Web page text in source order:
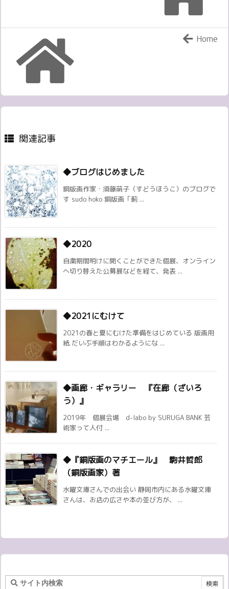
Home
関連記事
◆ブログはじめました
銅版画作家・須藤萌子（すどうほうこ）のブログで
す sudo hoko 銅版画「薊 ...
◆2020
自粛期間明けに開くことができた個展、オンライン
へ切り替えた公募展などを経て、発表 ...
◆2021にむけて
2021の春と夏にむけた準備をはじめている 版画用
紙 だいぶ手順はわかるようにな ...
◆画廊・ギャラリー 『在廊（ざいろ
う）』
2019年 個展会場 d-labo by SURUGA BANK 芸
術家って人付 ...
◆『銅版画のマチエール』 駒井哲郎
（銅版画家）著
水曜文庫さんでの出会い 静岡市内にある水曜文庫
さんは、お店の広さや本の並び方が、 ...